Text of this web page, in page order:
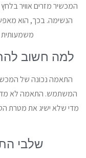
המכשיר מזרים אוויר
הנשימה. בכך, הוא
למה חשוב
התאמה נכונה של
המשתמש. התאמה לא
מדי שלא ישיג את מטרת
שלבי